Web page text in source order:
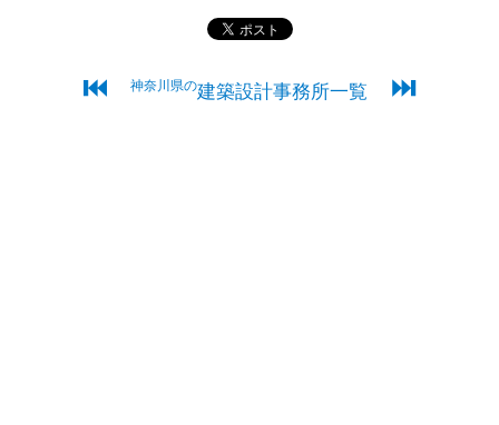
⏮ 神奈川県の建築設計事務所一覧 ⏭